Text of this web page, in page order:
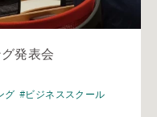
発表会
グ #ビジネススクール